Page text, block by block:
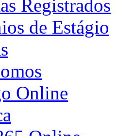
Registrados
de Estágio
Online